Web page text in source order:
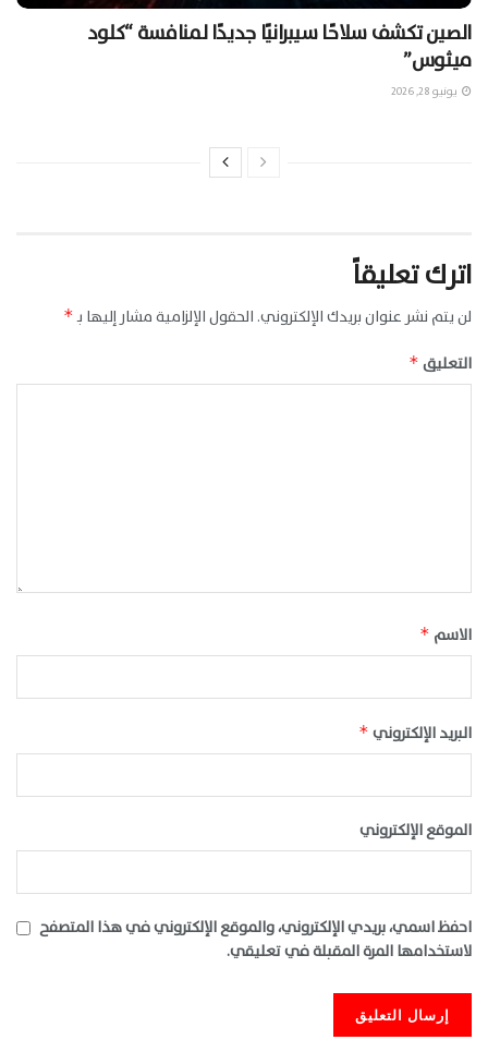
الصين تكشف سلاحًا سيبرانيًا جديدًا لمنافسة “كلود
ميثوس”
يونيو 28, 2026
اترك تعليقاً
لن يتم نشر عنوان بريدك الإلكتروني. الحقول الإلزامية مشار إليها بـ*
التعليق *
الاسم *
البريد الإلكتروني *
الموقع الإلكتروني
احفظ اسمي، بريدي الإلكتروني، والموقع الإلكتروني في هذا المتصفح
لاستخدامها المرة المقبلة في تعليقي.